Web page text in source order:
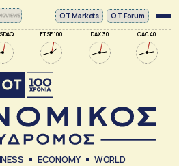
FTSE 100 DAX 30 CAC 40
ΟΤ Markets OT Forum
ECONOMY WORLD